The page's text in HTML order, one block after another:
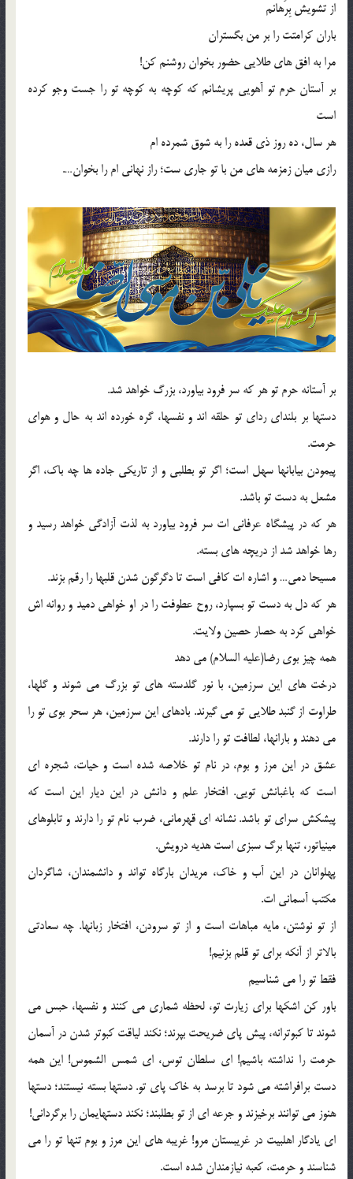
از تشویش بِرَهانم
باران کرامتت را بر من بگستران
مرا به افق های طلایی حضور بخوان روشنم کن!
بر آستان حرم تو آهویی پریشانم که کوچه به کوچه تو را جست وجو کرده
است
هر سال، ده روز ذی قعده را به شوق شمرده ام
رازی میان زمزمه های من با تو جاری ست؛ راز نهانی ام را بخوان….
بر آستانه حرم تو هر که سر فرود بیاورد، بزرگ خواهد شد.
دست‏ها بر بلنداى رداى تو حلقه‏ اند و نفس‏ها، گره خورده ‏اند به حال و هواى
حرمت.
پیمودن بیابان‏ها سهل است؛ اگر تو بطلبى و از تاریکى جاده‏ ها چه باک، اگر
مشعل به دست تو باشد.
هر که در پیشگاه عرفانى‏ ات سر فرود بیاورد به لذت آزادگى خواهد رسید و
رها خواهد شد از دریچه ‏هاى بسته.
مسیحا دمى… و اشاره ‏ات کافى است تا دگرگون شدن قلب‏ها را رقم بزند.
هر که دل به دست تو بسپارد، روح عطوفت را در او خواهى دمید و روانه ‏اش
خواهى کرد به حصار حصین ولایت.
همه چیز بوى رضا(علیه‏ السلام) مى‏ دهد
درخت‏ هاى این سرزمین، با نور گلدسته ‏هاى تو بزرگ مى‏ شوند و گل‏ها،
طراوت از گنبد طلایى تو مى ‏گیرند. بادهاى این سرزمین، هر سحر بوى تو را
مى‏ دهند و باران‏ها، لطافت تو را دارند.
عشق در این مرز و بوم، در نام تو خلاصه شده است و حیات، شجره‏ اى
است که باغبانش تویى. افتخار علم و دانش در این دیار این است که
پیش‏کش سراى تو باشد. نشان‏ه اى قهرمانى، ضرب نام تو را دارند و تابلوهاى
مینیاتور، تنها برگ سبزى است هدیه درویش.
پهلوانان در این آب و خاک، مریدان بارگاه تواند و دانشمندان، شاگردان
مکتب آسمانى‏ ات.
از تو نوشتن، مایه مباهات است و از تو سرودن، افتخار زبان‏ها. چه سعادتى
بالاتر از آنکه براى تو قلم بزنیم!
فقط تو را مى‏ شناسیم
باور کن اشک‏ها براى زیارت تو، لحظه شمارى مى ‏کنند و نفس‏ها، حبس مى‏
شوند تا کبوترانه، پیش پاى ضریحت بپرند؛ نکند لیاقت کبوتر شدن در آسمان
حرمت را نداشته باشیم! اى سلطان توس، اى شمس الشموس! این همه
دست برافراشته مى‏ شود تا برسد به خاک پاى تو. دست‏ها بسته نیستند؛ دست‏ها
هنوز مى‏ توانند برخیزند و جرعه‏ اى از تو بطلبند؛ نکند دست‏هایمان را برگردانى!
اى یادگار اهل‏بیت در غریبستان مرو! غریبه‏ هاى این مرز و بوم تنها تو را مى‏
شناسند و حرمت، کعبه نیازمندان شده است.